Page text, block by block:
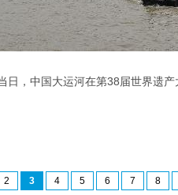
中国大运河在第38届世界遗产
2 3 4 5 6 7 8